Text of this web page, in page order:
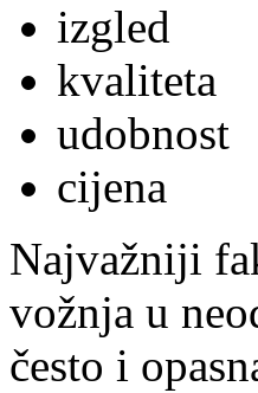
izgled
kvaliteta
udobnost
cijena
Najvažniji
vožnja u
često i